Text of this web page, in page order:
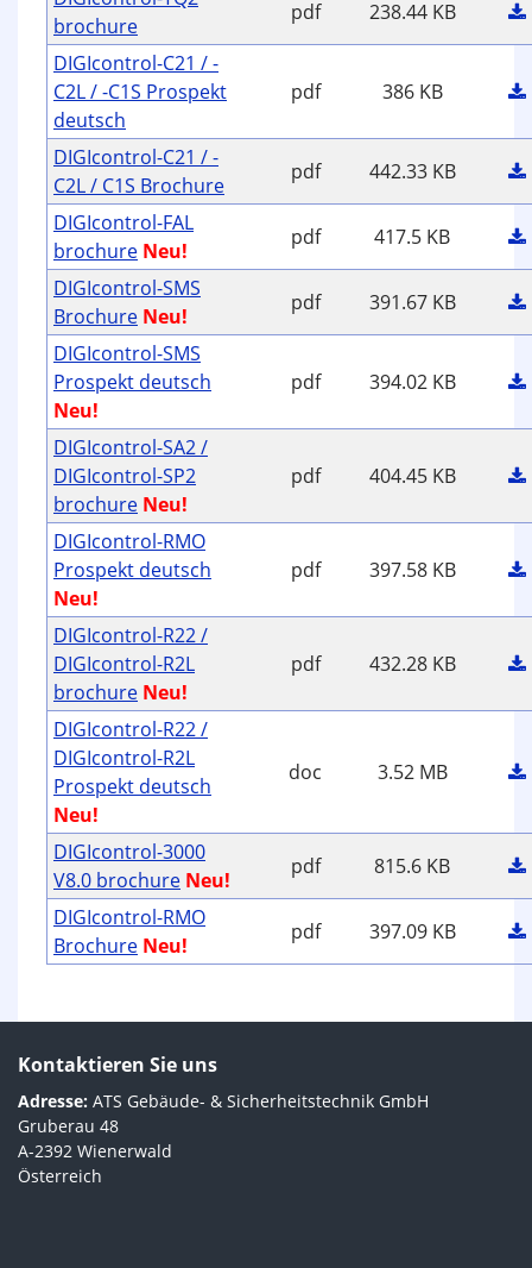
brochure
pdf
238.44 KB
DIGIcontrol-C21 / -
C2L / -C1S Prospekt
deutsch
pdf 386 KB
DIGIcontrol-C21 / -
C2L / C1S Brochure
pdf
442.33 KB
DIGIcontrol-FAL
brochure Neu!
pdf
417.5 KB
DIGIcontrol-SMS
Brochure Neu!
pdf
391.67 KB
DIGIcontrol-SMS
Prospekt deutsch
Neu!
pdf 394.02 KB
DIGIcontrol-SA2 /
DIGIcontrol-SP2
brochure Neu!
pdf 404.45 KB
DIGIcontrol-RMO
Prospekt deutsch
Neu!
pdf 397.58 KB
DIGIcontrol-R22 /
DIGIcontrol-R2L
brochure Neu!
pdf 432.28 KB
DIGIcontrol-R22 /
DIGIcontrol-R2L
Prospekt deutsch
Neu!
doc 3.52 MB
DIGIcontrol-3000
V8.0 brochure Neu!
pdf
815.6 KB
DIGIcontrol-RMO
Brochure Neu!
pdf 397.09 KB
Kontaktieren Sie uns
Adresse: ATS Gebäude- & Sicherheitstechnik GmbH
Gruberau 48
A-2392 Wienerwald
Österreich